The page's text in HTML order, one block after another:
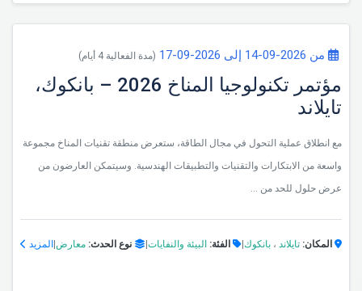
من 2026-09-14 إلى 2026-09-17 (مدة الفعالية 4 أيام)
مؤتمر تكنولوجيا المناخ 2026 – بانكوك،
تايلاند
مع انطلاق عملية التحول في مجال الطاقة، ستعرض منطقة تقنيات المناخ مجموعة
واسعة من الابتكارات والتقنيات والتطبيقات الهندسية. وسيتمكن العارضون من
عرض حلول للحد من ...
المكان: تايلاند ، بانكوك الفئة: البيئة والنفايات نوع الحدث: معارض المزيد